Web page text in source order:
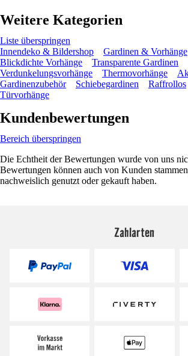
Weitere Kategorien
Liste überspringen
Innendeko & Bildershop
Gardinen & Vorhänge
Blickdichte Vorhänge
Transparente Gardinen
Verdunkelungsvorhänge
Thermovorhänge
Gardinenzubehör
Schiebegardinen Raffrollos
Türvorhänge
Kundenbewertungen
Bereich überspringen
Die Echtheit der Bewertungen wurde von uns
Bewertungen können auch von Kunden
nachweislich genutzt oder gekauft haben.
Zahlarten